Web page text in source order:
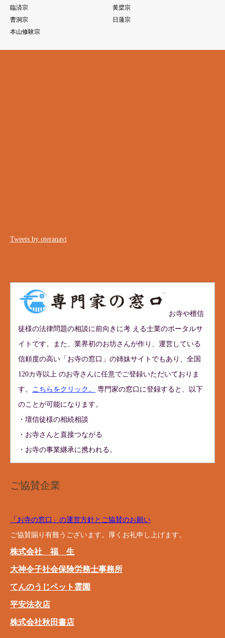
臨済宗
黄檗宗
曹洞宗
日蓮宗
本山修験宗
Tweets by oteranavi
お寺や檀信
徒様の法律問題の相談に前向きに考 える士業のポータルサ
イトです。また、業界初のお坊さんが作り、運営している
信頼度の高い「お寺の窓口」の姉妹サイトでもあり、全国
120カ寺以上 のお寺さんに任意でご登録いただいておりま
す。 こちらをクリック。
専門家の窓口に登録すると、以下
のことが可能になります。
・壇信徒様の相続相談
・お寺さんと直接つながる
・お寺の事業継承に携われる。
ご協賛企業
「お寺の窓口」の運営方針とご協賛のお願い
ご協賛賜り有難うございます。厚くお礼申し上げます。
株式会社 福 生
大神令子社会保険労務士事務所
てんのうじペット霊園
平安法衣店
株式会社秋田書店